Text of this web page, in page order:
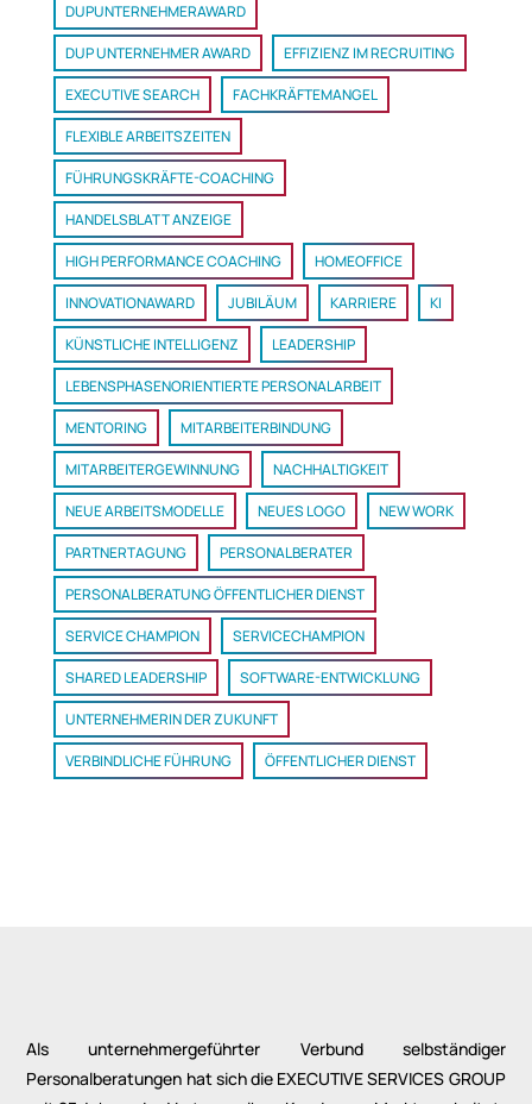
DUPUNTERNEHMERAWARD
DUP UNTERNEHMER AWARD EFFIZIENZ IM RECRUITING
EXECUTIVE SEARCH FACHKRÄFTEMANGEL
FLEXIBLE ARBEITSZEITEN
FÜHRUNGSKRÄFTE-COACHING
HANDELSBLATT ANZEIGE
HIGH PERFORMANCE COACHING HOMEOFFICE
INNOVATIONAWARD JUBILÄUM KARRIERE KI
KÜNSTLICHE INTELLIGENZ LEADERSHIP
LEBENSPHASENORIENTIERTE PERSONALARBEIT
MENTORING MITARBEITERBINDUNG
MITARBEITERGEWINNUNG NACHHALTIGKEIT
NEUE ARBEITSMODELLE NEUES LOGO NEW WORK
PARTNERTAGUNG PERSONALBERATER
PERSONALBERATUNG ÖFFENTLICHER DIENST
SERVICE CHAMPION SERVICECHAMPION
SHARED LEADERSHIP SOFTWARE-ENTWICKLUNG
UNTERNEHMERIN DER ZUKUNFT
VERBINDLICHE FÜHRUNG ÖFFENTLICHER DIENST
Als unternehmergeführter Verbund selbständiger
Personalberatungen hat sich die EXECUTIVE SERVICES GROUP